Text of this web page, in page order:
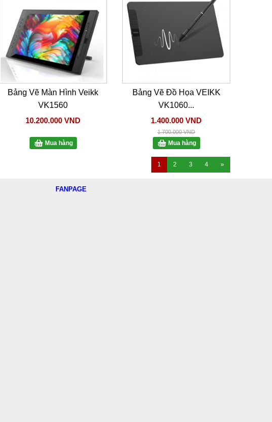
Bảng Vẽ Màn Hình Veikk
VK1560
10.200.000 VND
Mua hàng
Bảng Vẽ Đồ Họa VEIKK
VK1060...
1.400.000 VND
1.700.000 VND
Mua hàng
1 2 3 4 »
FANPAGE